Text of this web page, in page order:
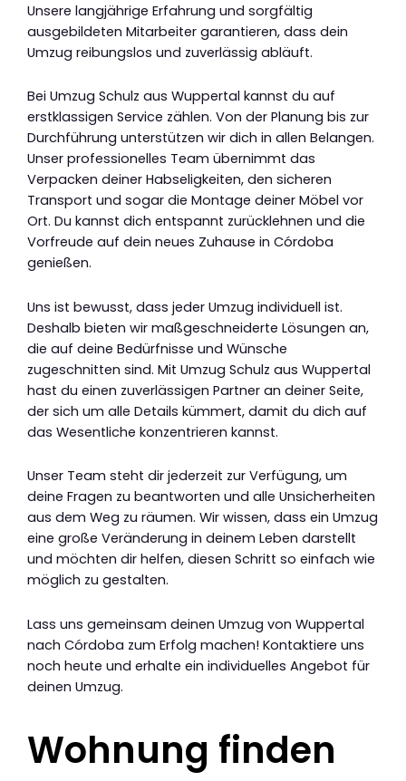
Unsere langjährige Erfahrung und sorgfältig
ausgebildeten Mitarbeiter garantieren, dass dein
Umzug reibungslos und zuverlässig abläuft.
Bei Umzug Schulz aus Wuppertal kannst du auf
erstklassigen Service zählen. Von der Planung bis zur
Durchführung unterstützen wir dich in allen Belangen.
Unser professionelles Team übernimmt das
Verpacken deiner Habseligkeiten, den sicheren
Transport und sogar die Montage deiner Möbel vor
Ort. Du kannst dich entspannt zurücklehnen und die
Vorfreude auf dein neues Zuhause in Córdoba
genießen.
Uns ist bewusst, dass jeder Umzug individuell ist.
Deshalb bieten wir maßgeschneiderte Lösungen an,
die auf deine Bedürfnisse und Wünsche
zugeschnitten sind. Mit Umzug Schulz aus Wuppertal
hast du einen zuverlässigen Partner an deiner Seite,
der sich um alle Details kümmert, damit du dich auf
das Wesentliche konzentrieren kannst.
Unser Team steht dir jederzeit zur Verfügung, um
deine Fragen zu beantworten und alle Unsicherheiten
aus dem Weg zu räumen. Wir wissen, dass ein Umzug
eine große Veränderung in deinem Leben darstellt
und möchten dir helfen, diesen Schritt so einfach wie
möglich zu gestalten.
Lass uns gemeinsam deinen Umzug von Wuppertal
nach Córdoba zum Erfolg machen! Kontaktiere uns
noch heute und erhalte ein individuelles Angebot für
deinen Umzug.
Wohnung finden